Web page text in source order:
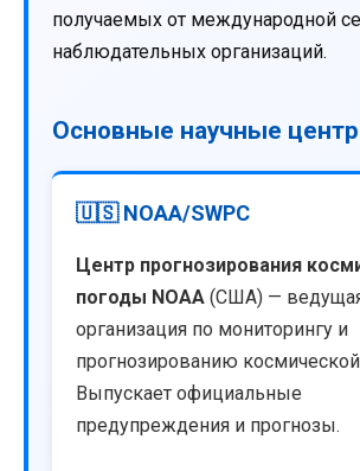
получаемых от международной
наблюдательных организаций.
Основные научные
🇺🇸 NOAA/SWPC
Центр прогнозирования
погоды NOAA (США) —
организация по мониторингу и
прогнозированию
Выпускает официальные
предупреждения и прогнозы.